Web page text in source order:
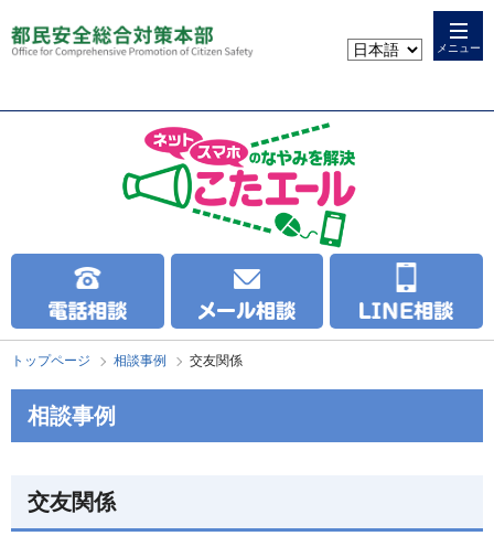
文
へ
キ
メニュー
こ
か
本
トップページ 相談事例 交友関係
相談事例
交友関係